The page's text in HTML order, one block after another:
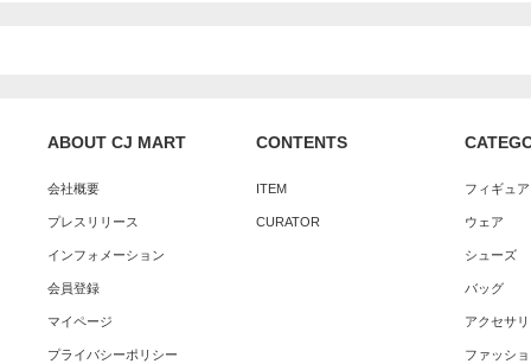
ABOUT CJ MART
会社概要
プレスリリース
インフォメーション
会員登録
マイページ
プライバシーポリシー
CONTENTS
ITEM
CURATOR
フィギュ
ウェア
シューズ
バッグ
アクセサ
ファッシ